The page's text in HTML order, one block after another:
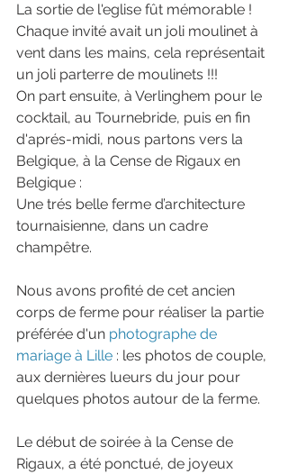
La sortie de l'eglise fût mémorable !
Chaque invité avait un joli moulinet à
vent dans les mains, cela représentait
un joli parterre de moulinets !!!
On part ensuite, à Verlinghem pour le
cocktail, au Tournebride, puis en fin
d'aprés-midi, nous partons vers la
Belgique, à la Cense de Rigaux en
Belgique :
Une trés belle ferme d’architecture
tournaisienne, dans un cadre
champêtre.
Nous avons profité de cet ancien
corps de ferme pour réaliser la partie
préférée d'un photographe de
mariage à Lille : les photos de couple,
aux dernières lueurs du jour pour
quelques photos autour de la ferme.
Le début de soirée à la Cense de
Rigaux, a été ponctué, de joyeux